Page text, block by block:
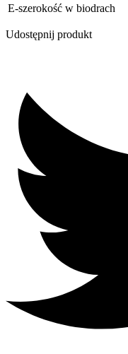
E-szerokość w biodrach
Udostępnij produkt